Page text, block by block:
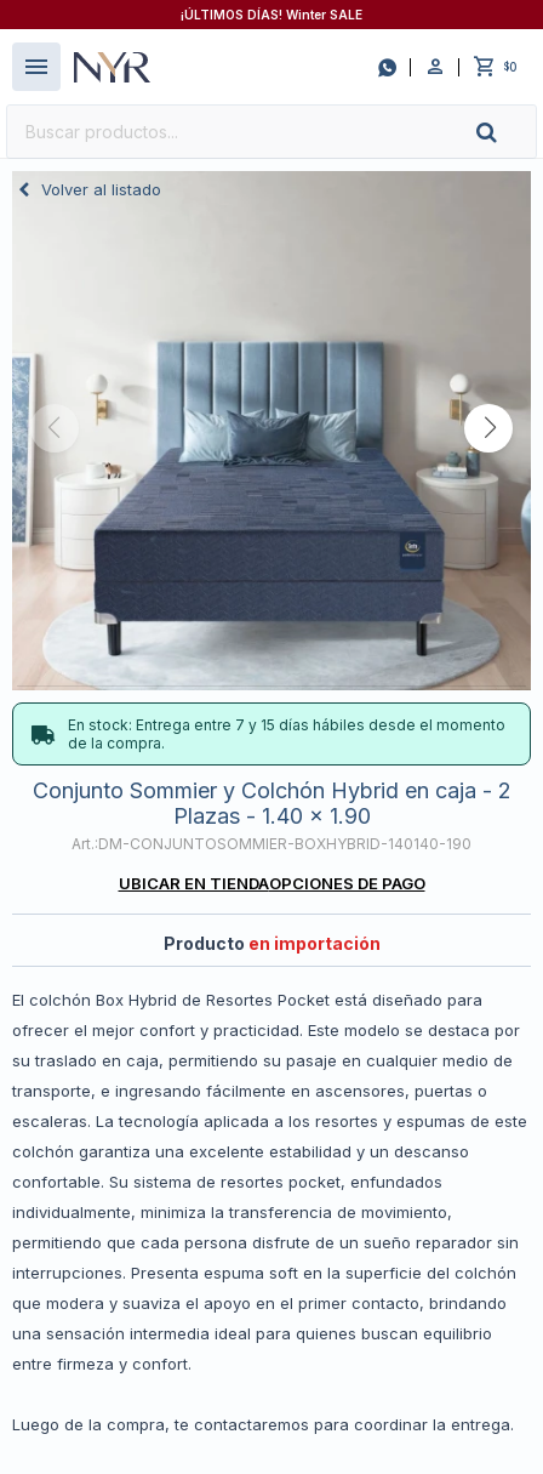
¡ÚLTIMOS DÍAS! Winter SALE
 $0
menu
Volver al listado
En stock: Entrega entre 7 y 15 días hábiles desde el momento
de la compra.
Conjunto Sommier y Colchón Hybrid en caja - 2
Plazas - 1.40 x 1.90
DM-CONJUNTOSOMMIER-BOXHYBRID-140140-190
UBICAR EN TIENDAOPCIONES DE PAGO
Producto en importación
El colchón Box Hybrid de Resortes Pocket está diseñado para
ofrecer el mejor confort y practicidad. Este modelo se destaca por
su traslado en caja, permitiendo su pasaje en cualquier medio de
transporte, e ingresando fácilmente en ascensores, puertas o
escaleras. La tecnología aplicada a los resortes y espumas de este
colchón garantiza una excelente estabilidad y un descanso
confortable. Su sistema de resortes pocket, enfundados
individualmente, minimiza la transferencia de movimiento,
permitiendo que cada persona disfrute de un sueño reparador sin
interrupciones. Presenta espuma soft en la superficie del colchón
que modera y suaviza el apoyo en el primer contacto, brindando
una sensación intermedia ideal para quienes buscan equilibrio
entre firmeza y confort.
Luego de la compra, te contactaremos para coordinar la entrega.
close